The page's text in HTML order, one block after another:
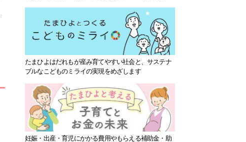
たまひよはだれもが産み育てやすい社会と、サステナ
ブルなこどものミライの実現をめざします
妊娠・出産・育児にかかる費用やもらえる補助金・助